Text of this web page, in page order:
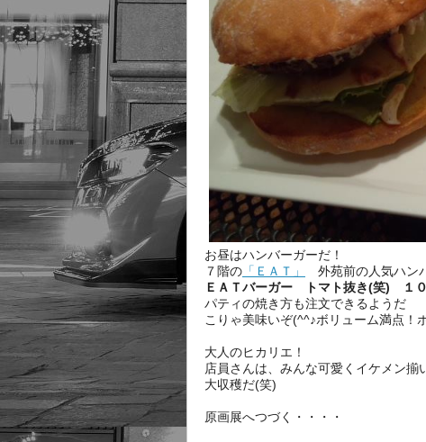
お昼はハンバーガーだ！
７階の 「ＥＡＴ」
外苑前の人気ハン
ＥＡＴバーガー トマト抜き(笑) １
パティの焼き方も注文できるようだ
こりゃ美味いぞ(^^♪ボリューム満点！
大人のヒカリエ！
店員さんは、みんな可愛くイケメン揃
大収穫だ(笑)
原画展へつづく・・・・